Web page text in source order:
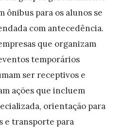
ônibus para os alunos se
com antecedência.
que organizam
temporários
ser receptivos e
ações que incluem
orientação para
e transporte para